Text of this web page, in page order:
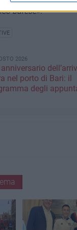
barese».
2026
nel porto di Bari: il
degli